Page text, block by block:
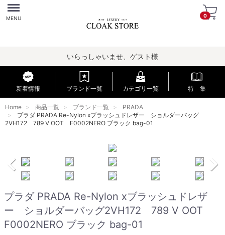
Menu
MENU 0
いらっしゃいませ、ゲスト様
新着情報 ブランド一覧 カテゴリ一覧 特 集
Home 商品一覧 ブランド一覧
PRADA
プラダ PRADA Re-Nylon xブラッシュドレザー ショルダーバッグ
2VH172 789 V OOT F0002NERO ブラック bag-01
プラダ PRADA Re-Nylon xブラッシュドレザ
ー ショルダーバッグ2VH172 789 V OOT
F0002NERO ブラック bag-01